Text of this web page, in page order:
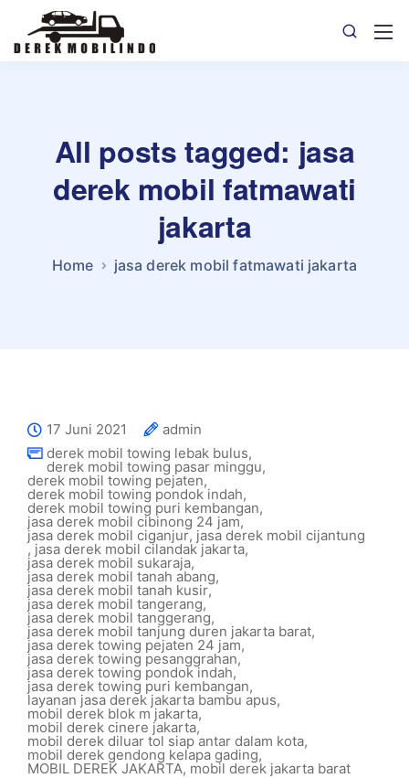
All posts tagged: jasa
derek mobil fatmawati
jakarta
Home jasa derek mobil fatmawati jakarta
17 Juni 2021
admin
derek mobil towing lebak bulus,
derek mobil towing pasar minggu,
derek mobil towing pejaten,
derek mobil towing pondok indah,
derek mobil towing puri kembangan,
jasa derek mobil cibinong 24 jam,
jasa derek mobil ciganjur, jasa derek mobil cijantung
, jasa derek mobil cilandak jakarta,
jasa derek mobil sukaraja,
jasa derek mobil tanah abang,
jasa derek mobil tanah kusir,
jasa derek mobil tangerang,
jasa derek mobil tanggerang,
jasa derek mobil tanjung duren jakarta barat,
jasa derek towing pejaten 24 jam,
jasa derek towing pesanggrahan,
jasa derek towing pondok indah,
jasa derek towing puri kembangan,
layanan jasa derek jakarta bambu apus,
mobil derek blok m jakarta,
mobil derek cinere jakarta,
mobil derek diluar tol siap antar dalam kota,
mobil derek gendong kelapa gading,
MOBIL DEREK JAKARTA, mobil derek jakarta barat